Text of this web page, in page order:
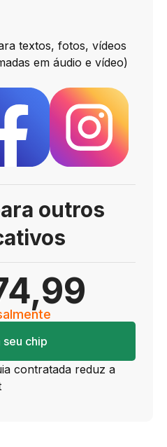
textos, fotos, vídeos
em áudio e vídeo)
outros
seu chip
contratada reduz a